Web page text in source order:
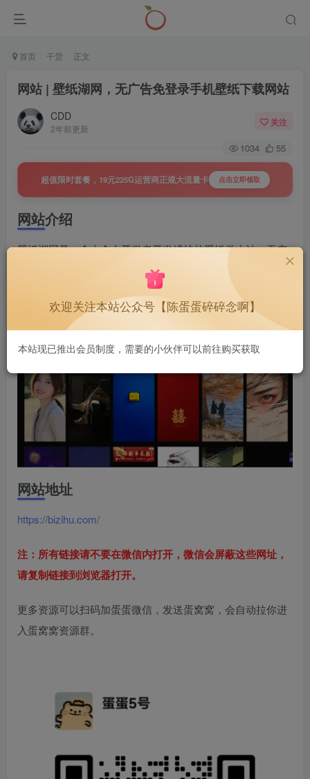
首页 干货 正文
网站 | 壁纸湖网，无广告免登录手机壁纸下载网站
CDD
2年前更新
关注
1034 55
超值限时套餐，19元225G运营商正规大流量卡 点击立即领取
网站介绍
壁纸湖网是一个由个人开发者开发维护的壁纸类小站，无广
告免登录还能一键免费下载。
网站截图
网站地址
https://bizihu.com/
注：所有链接请不要在微信内打开，微信会屏蔽这些网址，
请复制链接到浏览器打开。
更多资源可以扫码加蛋蛋微信，发送蛋窝窝，会自动拉你进
入蛋窝窝资源群。
欢迎关注本站公众号【陈蛋蛋碎碎念啊】
本站现已推出会员制度，需要的小伙伴可以前往购买获取